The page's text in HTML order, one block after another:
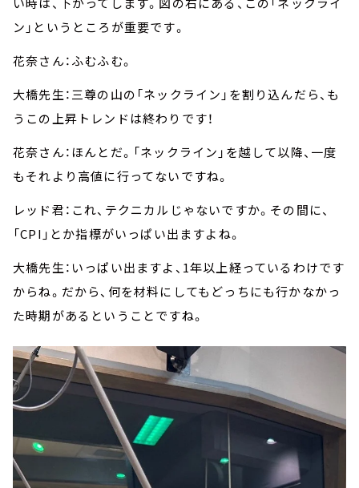
ン」というところが重要です。
花奈さん：ふむふむ。
大橋先生：三尊の山の「ネックライン」を割り込んだら、も
うこの上昇トレンドは終わりです！
花奈さん：ほんとだ。「ネックライン」を越して以降、一度
もそれより高値に行ってないですね。
レッド君：これ、テクニカルじゃないですか。その間に、
「CPI」とか指標がいっぱい出ますよね。
大橋先生：いっぱい出ますよ、1年以上経っているわけです
からね。だから、何を材料にしてもどっちにも行かなかっ
た時期があるということですね。